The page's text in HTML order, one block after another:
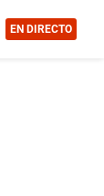
EN DIRECTO